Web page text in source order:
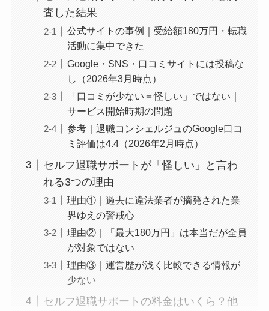
査した結果
公式サイトの事例｜受給額180万円・転職
活動に集中できた
Google・SNS・口コミサイトには投稿な
し（2026年3月時点）
「口コミが少ない＝怪しい」ではない｜
サービス開始時期の問題
参考｜退職コンシェルジュのGoogle口コ
ミ評価は4.4（2026年2月時点）
セルフ退職サポートが「怪しい」と言わ
れる3つの理由
理由①｜過去に違法業者が摘発された業
界ゆえの警戒心
理由②｜「最大180万円」は本当だが全員
が対象ではない
理由③｜運営歴が浅く比較できる情報が
少ない
セルフ退職サポートの料金はいくら？他